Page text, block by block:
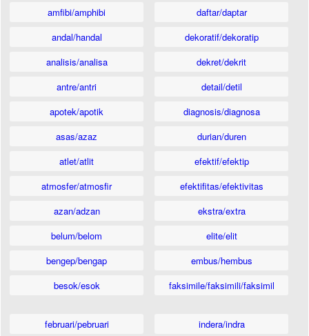
amfibi/amphibi
andal/handal
analisis/analisa
antre/antri
apotek/apotik
asas/azaz
atlet/atlit
atmosfer/atmosfir
azan/adzan
belum/belom
bengep/bengap
besok/esok
daftar/daptar
dekoratif/dekoratip
dekret/dekrit
detail/detil
diagnosis/diagnosa
durian/duren
efektif/efektip
efektifitas/efektivitas
ekstra/extra
elite/elit
embus/hembus
faksimile/faksimili/faksimil
februari/pebruari
indera/indra